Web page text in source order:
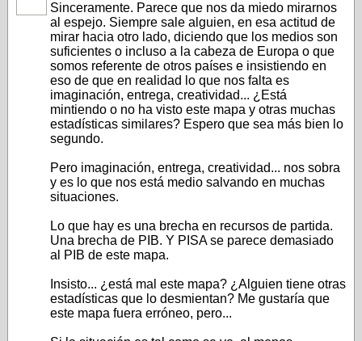
Sinceramente. Parece que nos da miedo mirarnos
al espejo. Siempre sale alguien, en esa actitud de
mirar hacia otro lado, diciendo que los medios son
suficientes o incluso a la cabeza de Europa o que
somos referente de otros países e insistiendo en
eso de que en realidad lo que nos falta es
imaginación, entrega, creatividad... ¿Está
mintiendo o no ha visto este mapa y otras muchas
estadísticas similares? Espero que sea más bien lo
segundo.
Pero imaginación, entrega, creatividad... nos sobra
y es lo que nos está medio salvando en muchas
situaciones.
Lo que hay es una brecha en recursos de partida.
Una brecha de PIB. Y PISA se parece demasiado
al PIB de este mapa.
Insisto... ¿está mal este mapa? ¿Alguien tiene otras
estadísticas que lo desmientan? Me gustaría que
este mapa fuera erróneo, pero...